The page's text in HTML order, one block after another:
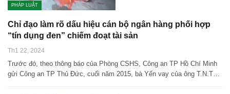
PHÁP LUẬT
Chỉ đạo làm rõ dấu hiệu cán bộ ngân hàng phối hợp
“tín dụng đen” chiếm đoạt tài sản
Th1 22, 2024
Trước đó, theo thông báo của Phòng CSHS, Công an TP Hồ Chí Minh
gửi Công an TP Thủ Đức, cuối năm 2015, bà Yến vay của ông T.N.T…